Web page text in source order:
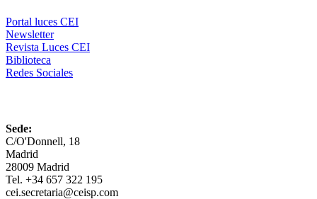
Portal luces CEI
Newsletter
Revista Luces CEI
Biblioteca
Redes Sociales
Sede:
C/O'Donnell, 18
Madrid
28009 Madrid
Tel. +34 657 322 195
cei.secretaria@ceisp.com